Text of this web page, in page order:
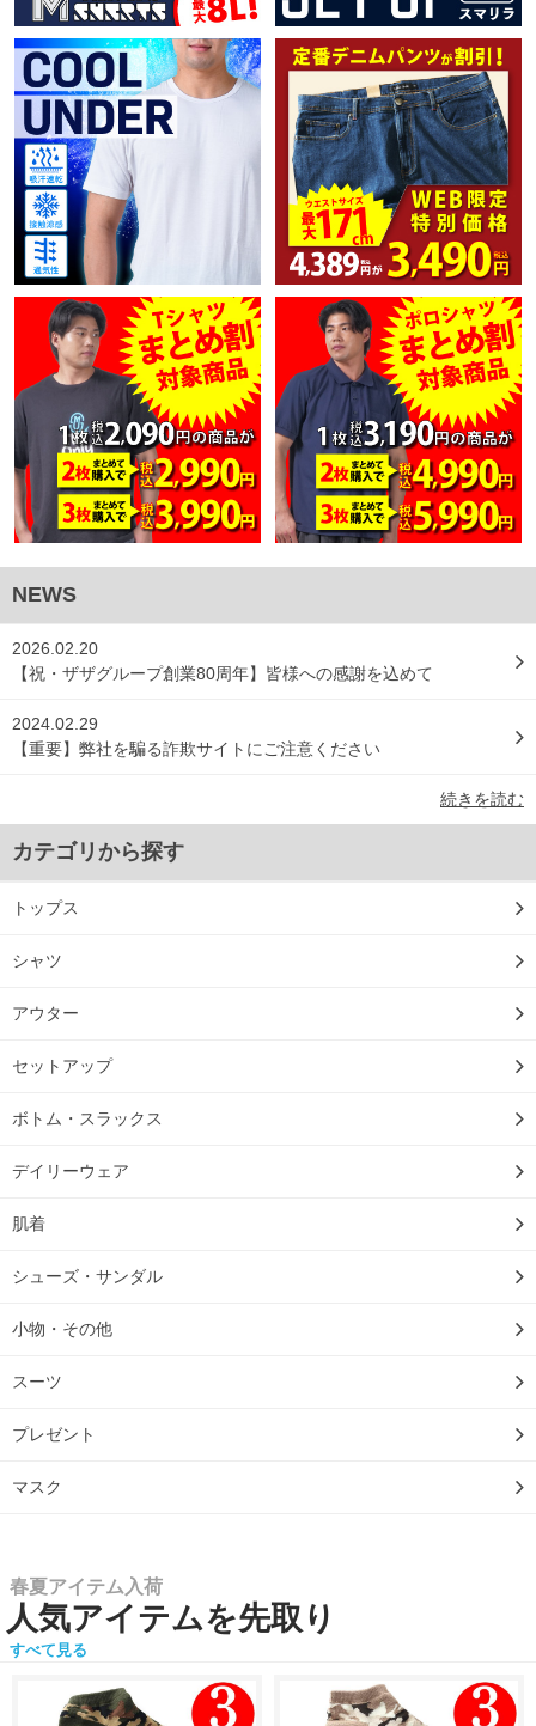
NEWS
2026.02.20
【祝・ザザグループ創業80周年】皆様への感謝を込めて
2024.02.29
【重要】弊社を騙る詐欺サイトにご注意ください
続きを読む
カテゴリから探す
トップス
シャツ
アウター
セットアップ
ボトム・スラックス
デイリーウェア
肌着
シューズ・サンダル
小物・その他
スーツ
プレゼント
マスク
春夏アイテム入荷
人気アイテムを先取り
すべて見る